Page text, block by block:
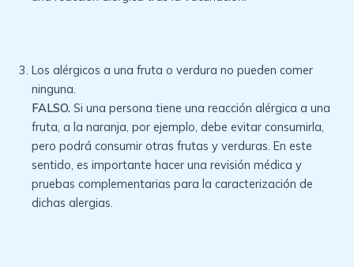
Los alérgicos a una fruta o verdura no pueden comer
ninguna.
FALSO. Si una persona tiene una reacción alérgica a una
fruta, a la naranja, por ejemplo, debe evitar consumirla,
pero podrá consumir otras frutas y verduras. En este
sentido, es importante hacer una revisión médica y
pruebas complementarias para la caracterización de
dichas alergias.